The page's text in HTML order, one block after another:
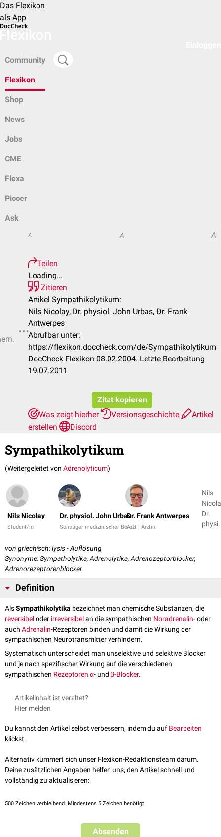
Das Flexikon
als App
Community
Flexikon
Shop
News
Jobs
CME
Flexa
Piccer
Ask
A A A
Teilen
Loading...
Zitieren
Artikel Sympathikolytikum:
Nils Nicolay, Dr. physiol. John Urbas, Dr. Frank
Antwerpes
Abrufbar unter:
https://flexikon.doccheck.com/de/Sympathikolytikum
DocCheck Flexikon 08.02.2004. Letzte Bearbeitung
19.07.2011
Zitat kopieren
Was zeigt hierher
Versionsgeschichte
Artikel
erstellen
Discord
Sympathikolytikum
(Weitergeleitet von Adrenolyticum)
Nils Nicolay
Student/in
Dr. physiol. John Urbas
Sonstiger medizinischer Beruf
Dr. Frank Antwerpes
Arzt | Ärztin
Nils
Dr.
von griechisch: lysis - Auflösung
Synonyme: Sympatholytika, Adrenolytika, Adrenozeptorblocker,
Adrenorezeptorenblocker
Definition
AlsSympathikolytika bezeichnet man chemische Substanzen, die
reversibeloder irreversibelan die sympathischen Noradrenalin- oder
auch Adrenalin-Rezeptoren binden und damit die Wirkung der
sympathischen Neurotransmitter verhindern.
Systematisch unterscheidet man unselektive und selektive Blocker
und je nach spezifischer Wirkung auf die verschiedenen
sympathischen Rezeptoren α- und β-Blocker.
Artikelinhalt ist veraltet?
Hier melden
Du kannst den Artikel selbst verbessern, indem du auf Bearbeiten
klickst.
Alternativ kümmert sich unser Flexikon-Redaktionsteam darum.
Deine zusätzlichen Angaben helfen uns, den Artikel schnell und
vollständig zu aktualisieren:
500 Zeichen verbleibend. Mindestens 5 Zeichen benötigt.
Absenden